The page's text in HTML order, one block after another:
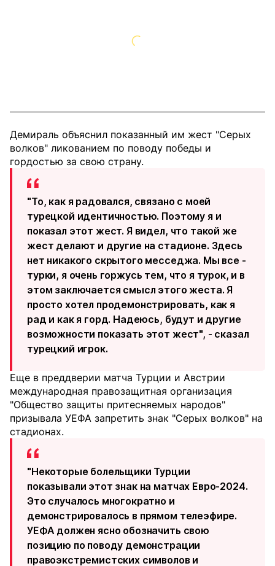
Демираль объяснил показанный им жест "Серых
волков" ликованием по поводу победы и
гордостью за свою страну.
"То, как я радовался, связано с моей
турецкой идентичностью. Поэтому я и
показал этот жест. Я видел, что такой же
жест делают и другие на стадионе. Здесь
нет никакого скрытого месседжа. Мы все -
турки, я очень горжусь тем, что я турок, и в
этом заключается смысл этого жеста. Я
просто хотел продемонстрировать, как я
рад и как я горд. Надеюсь, будут и другие
возможности показать этот жест", - сказал
турецкий игрок.
Еще в преддверии матча Турции и Австрии
международная правозащитная организация
"Общество защиты притесняемых народов"
призывала УЕФА запретить знак "Серых волков" на
стадионах.
"Некоторые болельщики Турции
показывали этот знак на матчах Евро-2024.
Это случалось многократно и
демонстрировалось в прямом телеэфире.
УЕФА должен ясно обозначить свою
позицию по поводу демонстрации
правоэкстремистских символов и